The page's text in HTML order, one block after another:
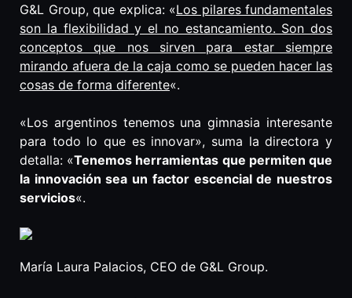
G&L Group, que explica: «Los pilares fundamentales
son la flexibilidad y el no estancamiento. Son dos
conceptos que nos sirven para estar siempre
mirando afuera de la caja como se pueden hacer las
cosas de forma diferente«.
«Los argentinos tenemos una gimnasia interesante
para todo lo que es innovar», suma la directora y
detalla: «Tenemos herramientas que permiten que
la innovación sea un factor escencial de nuestros
servicios«.
María Laura Palacios, CEO de G&L Group.